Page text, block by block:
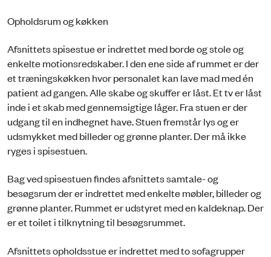
Opholdsrum og køkken
Afsnittets spisestue er indrettet med borde og stole og
enkelte motionsredskaber. I den ene side af rummet er der
et træningskøkken hvor personalet kan lave mad med én
patient ad gangen. Alle skabe og skuffer er låst. Et tv er låst
inde i et skab med gennemsigtige låger. Fra stuen er der
udgang til en indhegnet have. Stuen fremstår lys og er
udsmykket med billeder og grønne planter. Der må ikke
ryges i spisestuen.
Bag ved spisestuen findes afsnittets samtale- og
besøgsrum der er indrettet med enkelte møbler, billeder og
grønne planter. Rummet er udstyret med en kaldeknap. Der
er et toilet i tilknytning til besøgsrummet.
Afsnittets opholdsstue er indrettet med to sofagrupper